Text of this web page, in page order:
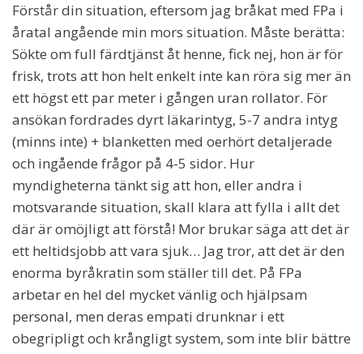
Förstår din situation, eftersom jag bråkat med FPa i
åratal angående min mors situation. Måste berätta:
Sökte om full färdtjänst åt henne, fick nej, hon är för
frisk, trots att hon helt enkelt inte kan röra sig mer än
ett högst ett par meter i gången uran rollator. För
ansökan fordrades dyrt läkarintyg, 5-7 andra intyg
(minns inte) + blanketten med oerhört detaljerade
och ingående frågor på 4-5 sidor. Hur
myndigheterna tänkt sig att hon, eller andra i
motsvarande situation, skall klara att fylla i allt det
där är omöjligt att förstå! Mor brukar säga att det är
ett heltidsjobb att vara sjuk… Jag tror, att det är den
enorma byråkratin som ställer till det. På FPa
arbetar en hel del mycket vänlig och hjälpsam
personal, men deras empati drunknar i ett
obegripligt och krångligt system, som inte blir bättre